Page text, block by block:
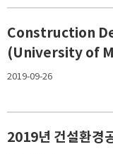
Construction
(University of
2019-09-26
2019년 건설환